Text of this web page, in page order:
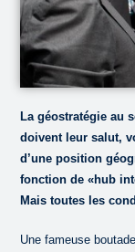
La géostratégie au
doivent leur salut,
d’une position
fonction de «hub
Mais toutes les
Une fameuse